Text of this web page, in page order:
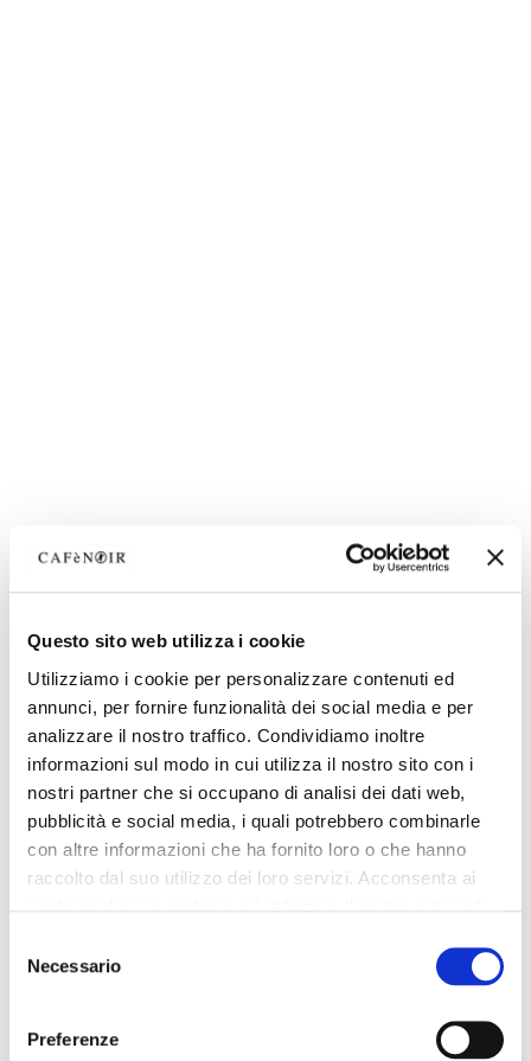
Questo sito web utilizza i cookie
Utilizziamo i cookie per personalizzare contenuti ed
annunci, per fornire funzionalità dei social media e per
analizzare il nostro traffico. Condividiamo inoltre
informazioni sul modo in cui utilizza il nostro sito con i
nostri partner che si occupano di analisi dei dati web,
pubblicità e social media, i quali potrebbero combinarle
con altre informazioni che ha fornito loro o che hanno
raccolto dal suo utilizzo dei loro servizi. Acconsenta ai
delNecessario
Preferenze